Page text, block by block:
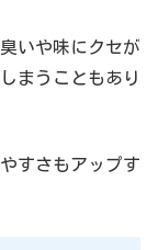
いや味にクセが
まうこともあり
すさもアップす